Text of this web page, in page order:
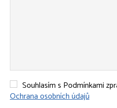
Souhlasím s Podmínkami
Ochrana osobních údajů